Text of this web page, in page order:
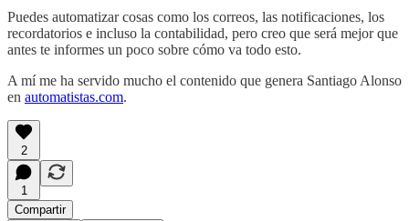
Puedes automatizar cosas como los correos, las notificaciones, los
recordatorios e incluso la contabilidad, pero creo que será mejor que
antes te informes un poco sobre cómo va todo esto.
A mí me ha servido mucho el contenido que genera Santiago Alonso
en automatistas.com.
2
1
Compartir